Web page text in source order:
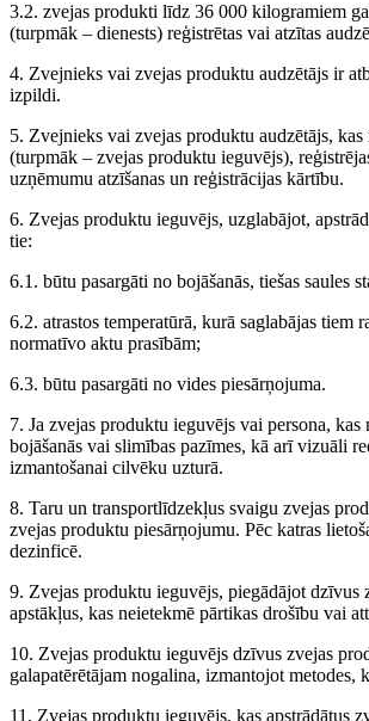
3.2. zvejas produkti līdz 36 000 kilogramiem
(turpmāk – dienests) reģistrētas vai atzītas
4. Zvejnieks vai zvejas produktu audzētājs ir
izpildi.
5. Zvejnieks vai zvejas produktu audzētājs,
(turpmāk – zvejas produktu ieguvējs),
uzņēmumu atzīšanas un reģistrācijas kārtību.
6. Zvejas produktu ieguvējs, uzglabājot,
tie:
6.1. būtu pasargāti no bojāšanās, tiešas saules
6.2. atrastos temperatūrā, kurā saglabājas
normatīvo aktu prasībām;
6.3. būtu pasargāti no vides piesārņojuma.
7. Ja zvejas produktu ieguvējs vai persona,
bojāšanās vai slimības pazīmes, kā arī vizuāli
izmantošanai cilvēku uzturā.
8. Taru un transportlīdzekļus svaigu zvejas
zvejas produktu piesārņojumu. Pēc katras
dezinficē.
9. Zvejas produktu ieguvējs, piegādājot dzīvus
apstākļus, kas neietekmē pārtikas drošību vai
10. Zvejas produktu ieguvējs dzīvus zvejas
galapatērētājam nogalina, izmantojot metodes,
11. Zvejas produktu ieguvējs, kas apstrādātus